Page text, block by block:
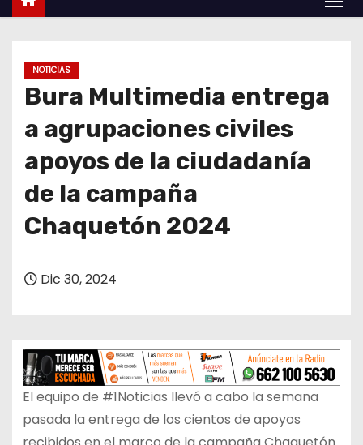
NOTICIAS
Bura Multimedia entrega
a agrupaciones civiles
apoyos de la ciudadanía
de la campaña
Chaquetón 2024
Dic 30, 2024
El equipo de #1Noticias llevó a cabo la semana
pasada la entrega de los cientos de apoyos